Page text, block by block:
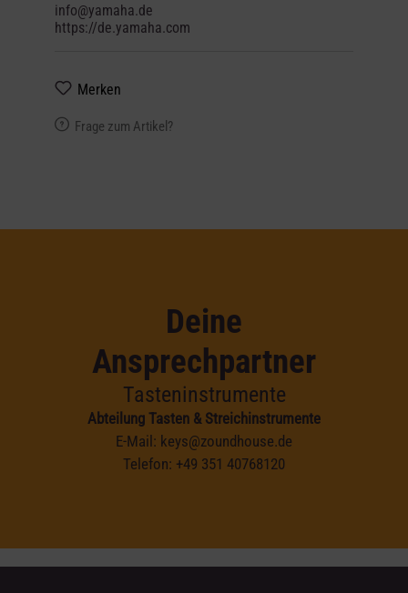
info@yamaha.de
https://de.yamaha.com
Merken
Frage zum Artikel?
Deine
Ansprechpartner
Tasteninstrumente
Abteilung Tasten & Streichinstrumente
E-Mail: keys@zoundhouse.de
Telefon: +49 351 40768120